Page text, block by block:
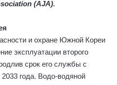
(AJA).
и охране Южной Кореи
эксплуатации второго
срок его службы с
года. Водо-водяной